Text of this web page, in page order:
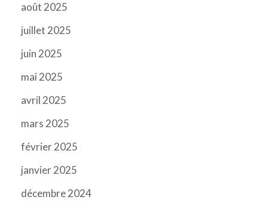
août 2025
juillet 2025
juin 2025
mai 2025
avril 2025
mars 2025
février 2025
janvier 2025
décembre 2024